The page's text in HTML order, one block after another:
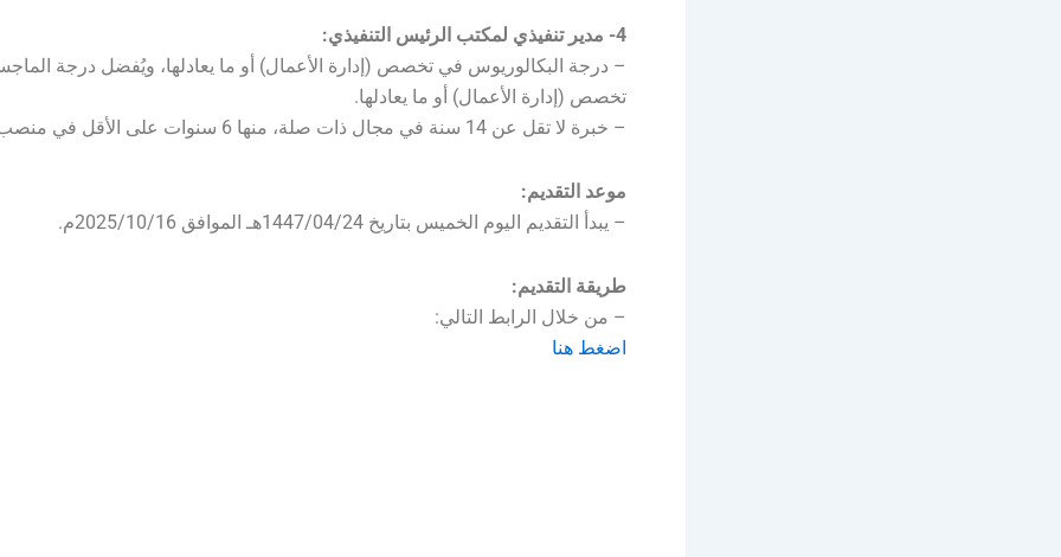
4- مدير تنفيذي لمكتب الرئيس التنفيذي:
– درجة البكالوريوس في تخصص (إدارة الأعمال) أو ما يعادلها، ويُفضل درجة
تخصص (إدارة الأعمال) أو ما يعادلها.
– خبرة لا تقل عن 14 سنة في مجال ذات صلة، منها 6 سنوات على الأقل في منصب قيادي.
موعد التقديم:
– يبدأ التقديم اليوم الخميس بتاريخ 1447/04/24هـ الموافق 2025/10/16م.
طريقة التقديم:
– من خلال الرابط التالي:
اضغط هنا